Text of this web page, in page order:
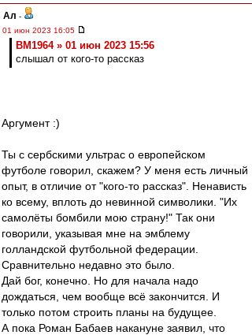
Ал -
01 июн 2023 16:05
BM1964 » 01 июн 2023 15:56
слышал от кого-то рассказ
Аргумент :)
Ты с сербскими ультрас о европейском
футболе говорил, скажем? У меня есть личный
опыт, в отличие от "кого-то рассказ". Ненависть
ко всему, вплоть до невинной символики. "Их
самолёты бомбили мою страну!" Так они
говорили, указывая мне на эмблему
голландской футбольной федерации.
Сравнительно недавно это было.
Дай бог, конечно. Но для начала надо
дождаться, чем вообще всё закончится. И
только потом строить планы на будущее.
А пока Роман Бабаев накануне заявил, что